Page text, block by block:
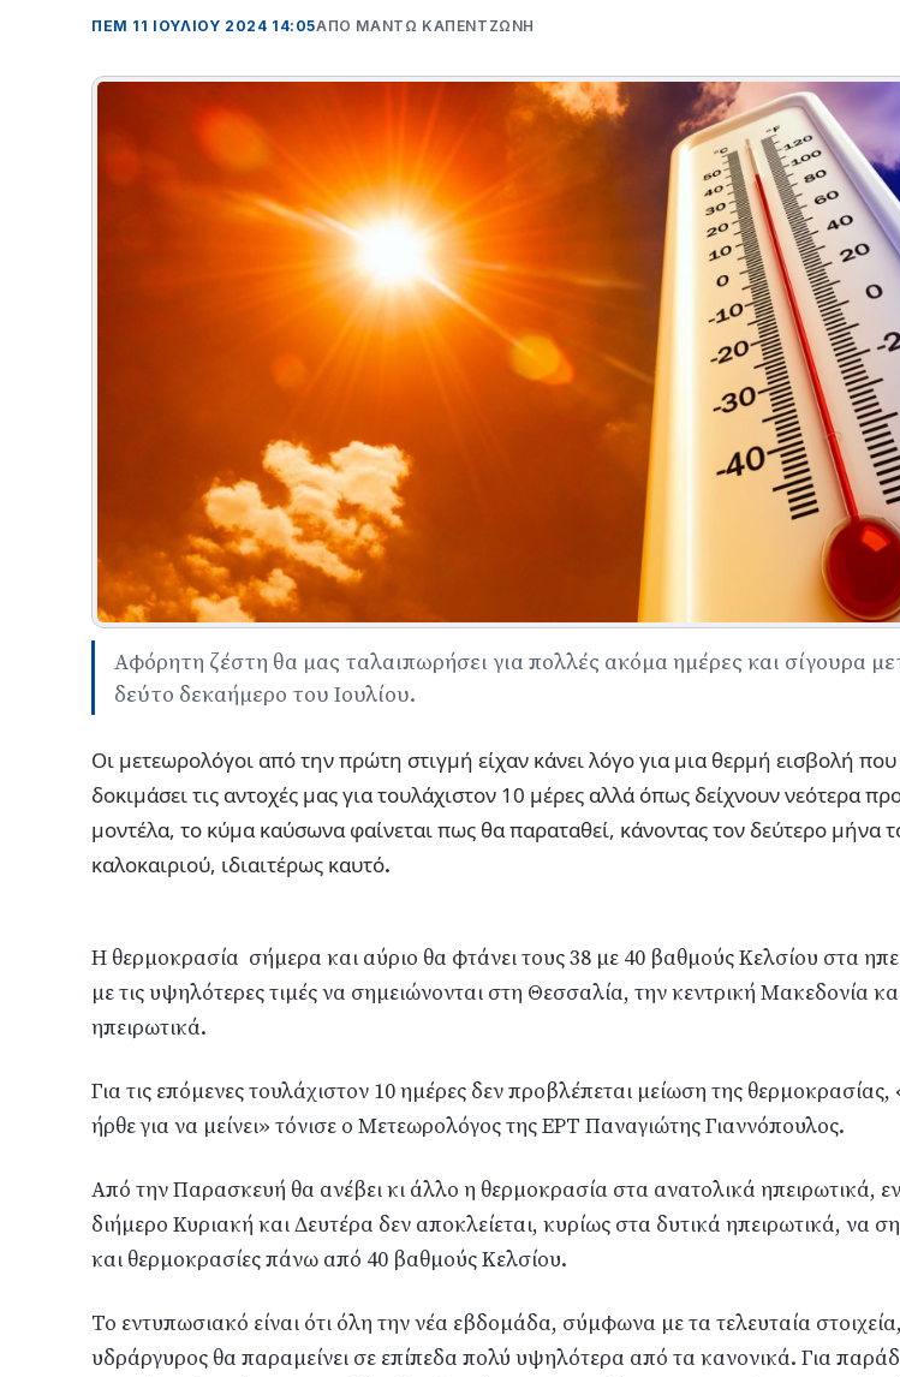
ΠΕΜ 11 ΙΟΥΛΊΟΥ 2024 14:05ΑΠΌ ΜΑΝΤΩ ΚΑΠΕΝΤΖΩΝΗ
Αφόρητη ζέστη θα μας ταλαιπωρήσει για πολλές ακόμα ημέρες και σίγουρα
δεύτο δεκαήμερο του Ιουλίου.
Οι μετεωρολόγοι από την πρώτη στιγμή είχαν κάνει λόγο για μια θερμή εισβολή
δοκιμάσει τις αντοχές μας για τουλάχιστον 10 μέρες αλλά όπως δείχνουν νεότερα
μοντέλα, το κύμα καύσωνα φαίνεται πως θα παραταθεί, κάνοντας τον δεύτερο μήνα
καλοκαιριού, ιδιαιτέρως καυτό.
Η θερμοκρασία σήμερα και αύριο θα φτάνει τους 38 με 40 βαθμούς Κελσίου στα
με τις υψηλότερες τιμές να σημειώνονται στη Θεσσαλία, την κεντρική Μακεδονία
ηπειρωτικά.
Για τις επόμενες τουλάχιστον 10 ημέρες δεν προβλέπεται μείωση της θερμοκρασίας,
ήρθε για να μείνει» τόνισε ο Μετεωρολόγος της ΕΡΤ Παναγιώτης Γιαννόπουλος.
Από την Παρασκευή θα ανέβει κι άλλο η θερμοκρασία στα ανατολικά ηπειρωτικά,
διήμερο Κυριακή και Δευτέρα δεν αποκλείεται, κυρίως στα δυτικά ηπειρωτικά, να
και θερμοκρασίες πάνω από 40 βαθμούς Κελσίου.
Το εντυπωσιακό είναι ότι όλη την νέα εβδομάδα, σύμφωνα με τα τελευταία
υδράργυρος θα παραμείνει σε επίπεδα πολύ υψηλότερα από τα κανονικά. Για